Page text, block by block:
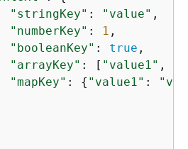
"stringKey" : "value" ,
"numberKey" : 1 ,
"booleanKey" : true ,
"arrayKey" : [ "value1" ,
"mapKey" : { "value1" :